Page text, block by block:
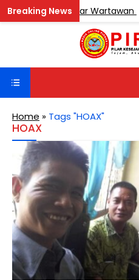
Catur Antar Wartawan
Home » Tags "HOAX"
HOAX